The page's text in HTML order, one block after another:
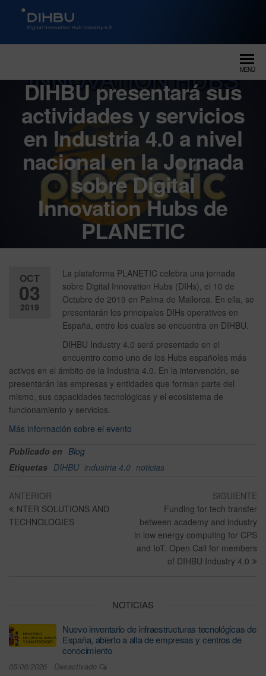
DIGITAL INNOVATION HUB
MENÚ
DIHBU presentará sus
actividades y servicios
en Industria 4.0 a nivel
nacional en la Jornada
sobre Digital
Innovation Hubs de
PLANETIC
OCT
03
2019
La plataforma PLANETIC celebra una jornada
sobre Digital Innovation Hubs (DIHs), el 10 de
Octubre de 2019 en Palma de Mallorca. En ella, se
presentarán los principales DIHs operativos en
España, entre los cuales se encuentra en DIHBU.
DIHBU Industry 4.0 será presentado en el
encuentro como uno de los Hubs españoles más
activos en el ámbito de la Industria 4.0. En la intervención, se
presentarán las empresas y entidades que forman parte del
mismo, sus capacidades tecnológicas y el ecosistema de
funcionamiento y servicios.
Más información sobre el evento
Publicado en Blog
Etiquetas DIHBU industria 4.0 noticias
ANTERIOR
NTER SOLUTIONS AND
TECHNOLOGIES
SIGUIENTE
Funding for tech transfer
between academy and industry
in low energy computing for CPS
and IoT. Open Call for members
of DIHBU Industry 4.0
NOTICIAS
Nuevo inventario de infraestructuras tecnológicas de
España, abierto a alta de empresas y centros de
conocimiento
05/08/2026 Desactivado